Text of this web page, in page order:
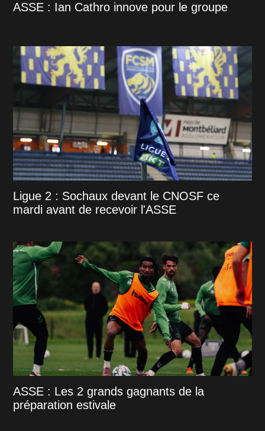
ASSE : Ian Cathro innove pour le groupe
Ligue 2 : Sochaux devant le CNOSF ce
mardi avant de recevoir l'ASSE
ASSE : Les 2 grands gagnants de la
préparation estivale